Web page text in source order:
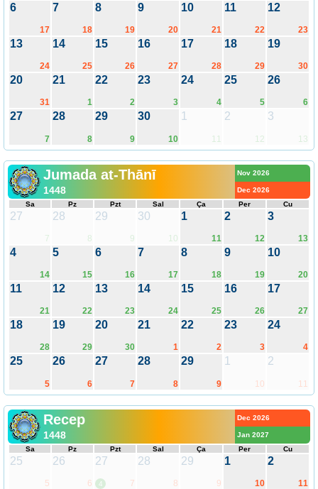
6
17
7
18
8
19
9
20
10
21
11
22
12
23
13
24
14
25
15
26
16
27
17
28
18
29
19
30
20
31
21
1
22
2
23
3
24
4
25
5
26
6
27
7
28
8
29
9
30
10
1
11
2
12
3
13
Jumada at-Thānī
1448
Nov 2026
Dec 2026
Sa
Pz Pzt Sal Ça Per Cu
27
7
28
8
29
9
30
10
1
11
2
12
3
13
4
14
5
15
6
16
7
17
8
18
9
19
10
20
11
21
12
22
13
23
14
24
15
25
16
26
17
27
18
28
19
29
20
30
21
1
22
2
23
3
24
4
25
5
26
6
27
7
28
8
29
9
1
10
2
11
Recep
1448
Dec 2026
Jan 2027
Sa
Pz Pzt Sal Ça Per Cu
25
5
26
6
27
7
4
28
8
29
9
1
10
2
11